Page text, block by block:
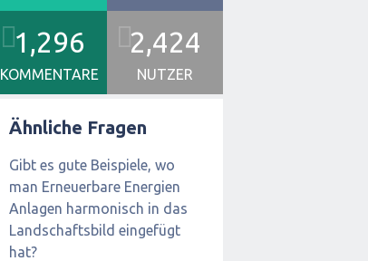
1,296
KOMMENTARE
2,424
NUTZER
Ähnliche Fragen
Gibt es gute Beispiele, wo
man Erneuerbare Energien
Anlagen harmonisch in das
Landschaftsbild eingefügt
hat?